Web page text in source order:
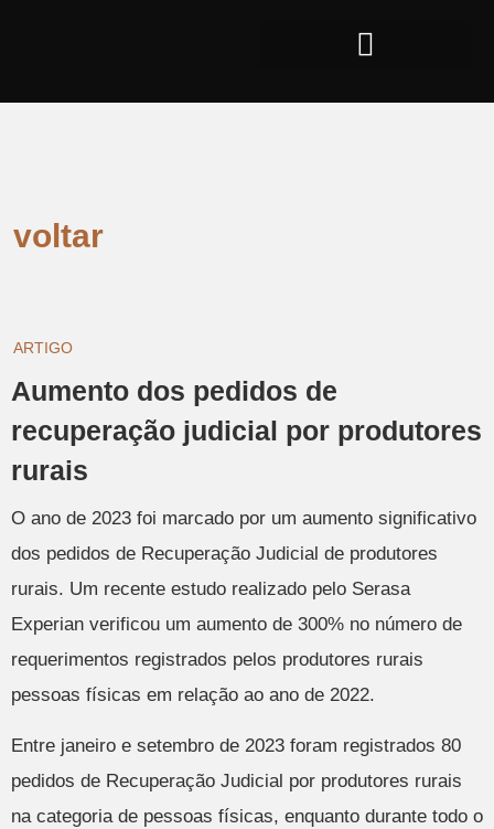
voltar
ARTIGO
Aumento dos pedidos de
recuperação judicial por produtores
rurais
O ano de 2023 foi marcado por um aumento significativo
dos pedidos de Recuperação Judicial de produtores
rurais. Um recente estudo realizado pelo Serasa
Experian verificou um aumento de 300% no número de
requerimentos registrados pelos produtores rurais
pessoas físicas em relação ao ano de 2022.
Entre janeiro e setembro de 2023 foram registrados 80
pedidos de Recuperação Judicial por produtores rurais
na categoria de pessoas físicas, enquanto durante todo o